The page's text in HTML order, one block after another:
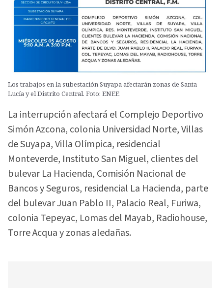
Los trabajos en la subestación Suyapa afectarán zonas de Santa
Lucía y el Distrito Central. Foto: ENEE
La interrupción afectará el Complejo Deportivo
Simón Azcona, colonia Universidad Norte, Villas
de Suyapa, Villa Olímpica, residencial
Monteverde, Instituto San Miguel, clientes del
bulevar La Hacienda, Comisión Nacional de
Bancos y Seguros, residencial La Hacienda, parte
del bulevar Juan Pablo II, Palacio Real, Furiwa,
colonia Tepeyac, Lomas del Mayab, Radiohouse,
Torre Acqua y zonas aledañas.